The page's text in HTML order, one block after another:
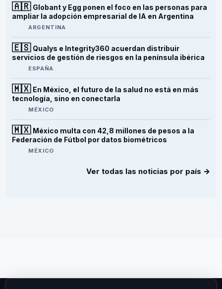
🇦🇷 Globant y Egg ponen el foco en las personas para
ampliar la adopción empresarial de IA en Argentina
ARGENTINA
🇪🇸 Qualys e Integrity360 acuerdan distribuir
servicios de gestión de riesgos en la península ibérica
ESPAÑA
🇲🇽 En México, el futuro de la salud no está en más
tecnología, sino en conectarla
MÉXICO
🇲🇽 México multa con 42,8 millones de pesos a la
Federación de Fútbol por datos biométricos
MÉXICO
Ver todas las noticias por país →